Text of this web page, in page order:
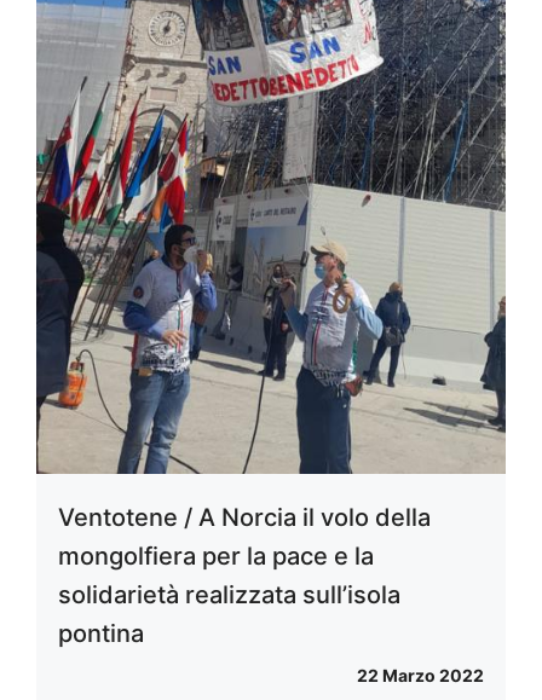
Ventotene / A Norcia il volo della
mongolfiera per la pace e la
solidarietà realizzata sull’isola
pontina
22 Marzo 2022